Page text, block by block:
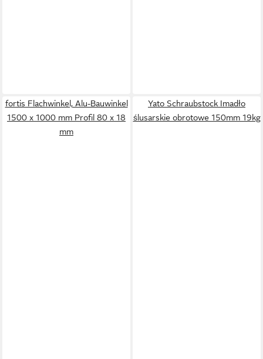
fortis Flachwinkel, Alu-Bauwinkel
1500 x 1000 mm Profil 80 x 18
mm
Yato Schraubstock Imadło
ślusarskie obrotowe 150mm 19kg